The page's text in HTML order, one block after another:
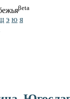
βeta
э ю я